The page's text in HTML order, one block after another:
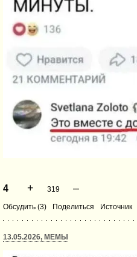
4 + 319 –
Обсудить (3) Поделиться Источник
13.05.2026, МЕМЫ